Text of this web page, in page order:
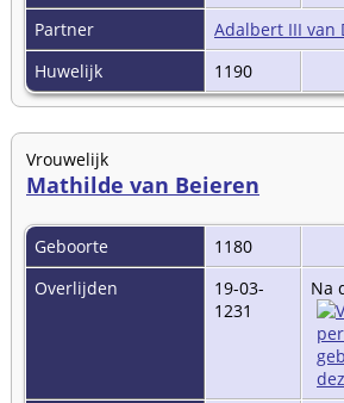
Partner
Adalbert III van
Huwelijk
1190
Vrouwelijk
Mathilde van Beieren
Geboorte
1180
Overlijden
19-03-
1231
Na